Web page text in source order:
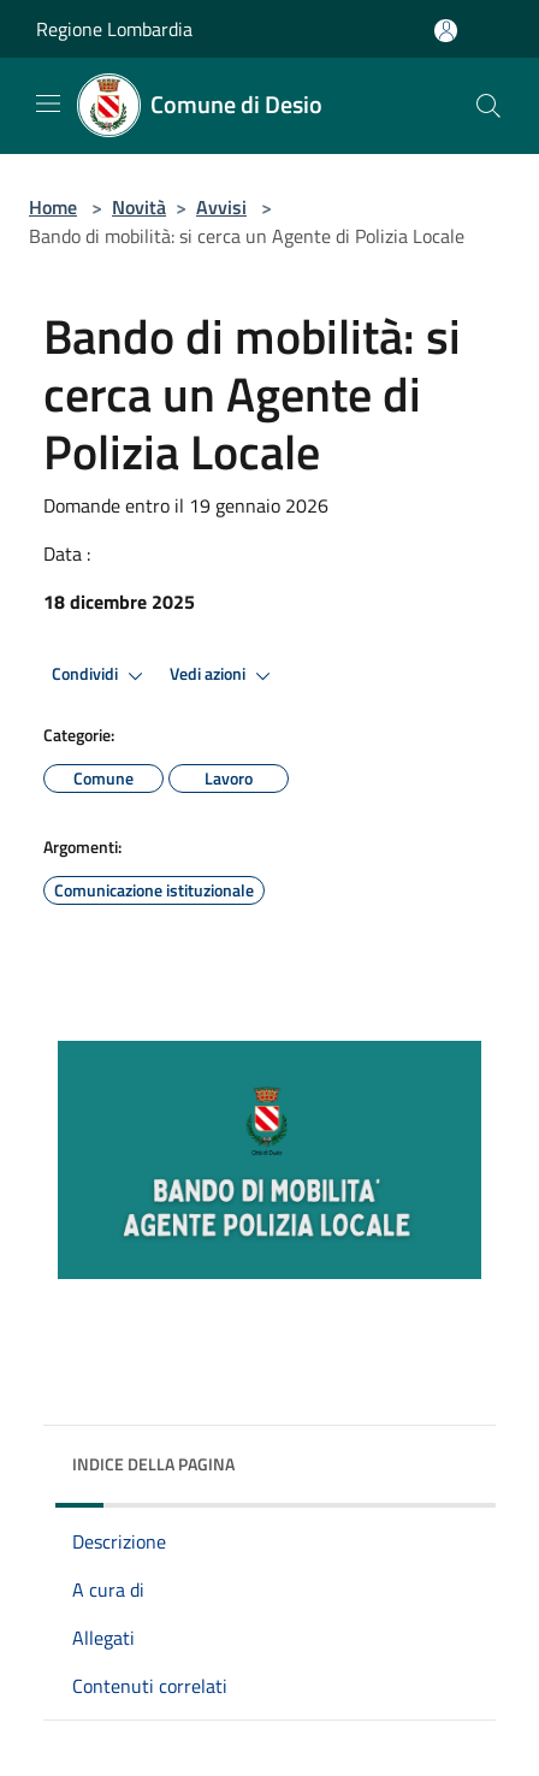
Regione Lombardia
Comune di Desio
Home > Novità > Avvisi >
Bando di mobilità: si cerca un Agente di Polizia Locale
Bando di mobilità: si
cerca un Agente di
Polizia Locale
Domande entro il 19 gennaio 2026
Data :
18 dicembre 2025
Condividi Vedi azioni
Categorie:
Comune
Lavoro
Argomenti:
Comunicazione istituzionale
INDICE DELLA PAGINA
Descrizione
A cura di
Allegati
Contenuti correlati